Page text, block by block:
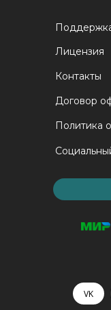
Договор
Политика
Контакты
Лицензия
VK